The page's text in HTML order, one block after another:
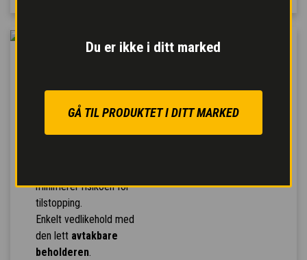
Du er ikke i ditt marked
GÅ TIL PRODUKTET I DITT MARKED
Traktenletter
lastefasene i
betongblandeanlegg.
Enkle geometrier for
minimerer risikoen for
tilstopping.
Enkelt vedlikehold med
den lett avtakbare
beholderen.